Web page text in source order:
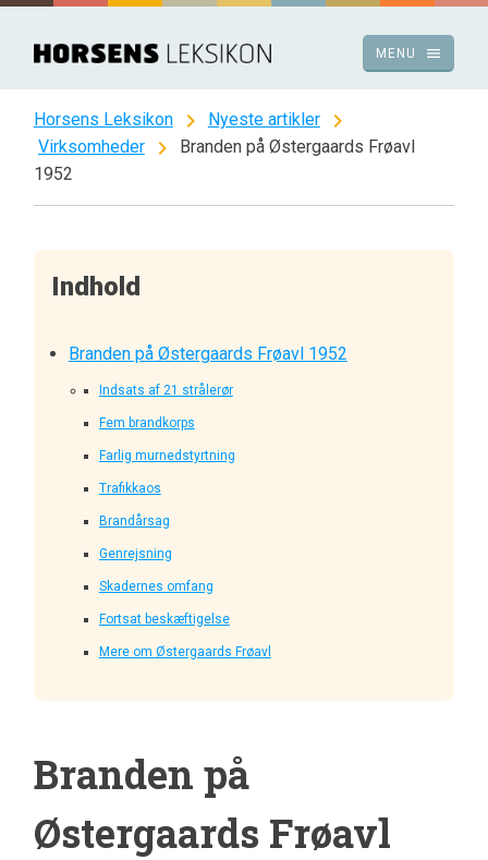
Spring
indhold
menu
MENU
Horsens Leksikon chevron_right Nyeste artikler chevron_right
Virksomheder chevron_right
Branden på Østergaards Frøavl
1952
Indhold
Branden på Østergaards Frøavl 1952
Indsats af 21 strålerør
Fem brandkorps
Farlig murnedstyrtning
Trafikkaos
Brandårsag
Genrejsning
Skadernes omfang
Fortsat beskæftigelse
Mere om Østergaards Frøavl
Branden på
Østergaards Frøavl